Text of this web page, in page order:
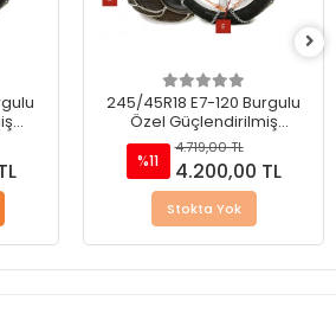
245/45R18 E7-120 Burgulu
Özel Güçlendirilmiş
Takmatik Kar Zinciri
%11
4.719,00 TL
4.200,00 TL
Stokta Yok